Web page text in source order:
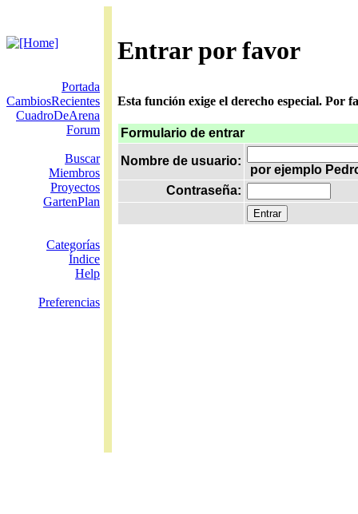
Entrar por favor
Portada
CambiosRecientes
CuadroDeArena
Forum
Buscar
Miembros
Proyectos
GartenPlan
Categorías
Índice
Help
Preferencias
Esta función exige el derecho especial. Por
Formulario de entrar
Nombre de usuario:
por ejemplo
Contraseña: